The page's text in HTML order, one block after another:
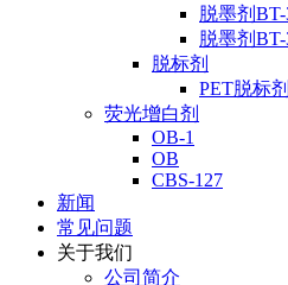
脱墨剂BT-
脱墨剂BT-
脱标剂
PET脱标
荧光增白剂
OB-1
OB
CBS-127
新闻
常见问题
关于我们
公司简介